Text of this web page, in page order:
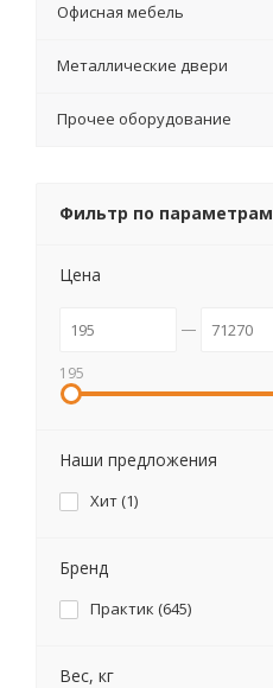
Офисная мебель
Металлические двери
Прочее оборудование
Фильтр по параметрам
Цена
195
Наши предложения
Хит (1)
Бренд
Практик (645)
Вес, кг